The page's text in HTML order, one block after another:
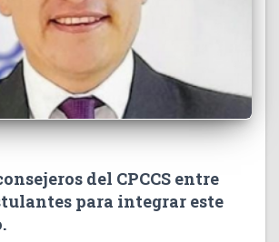
del CPCCS entre
para integrar este